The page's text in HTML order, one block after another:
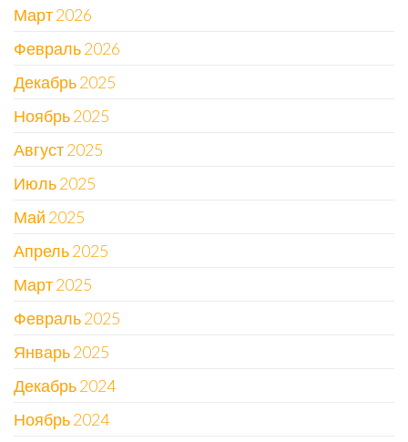
Март 2026
Февраль 2026
Декабрь 2025
Ноябрь 2025
Август 2025
Июль 2025
Май 2025
Апрель 2025
Март 2025
Февраль 2025
Январь 2025
Декабрь 2024
Ноябрь 2024